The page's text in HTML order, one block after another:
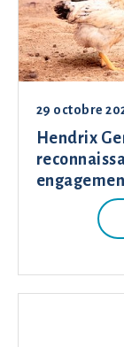
29 octobre
Hendrix